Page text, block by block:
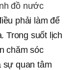
đồ nước
phải làm để
Trong suốt lịch
chăm sóc
sự quan tâm